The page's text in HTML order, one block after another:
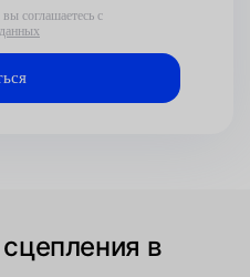
соглашаетесь с
в